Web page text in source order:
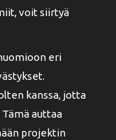
voit siirtyä
eri
kanssa, jotta
auttaa
projektin